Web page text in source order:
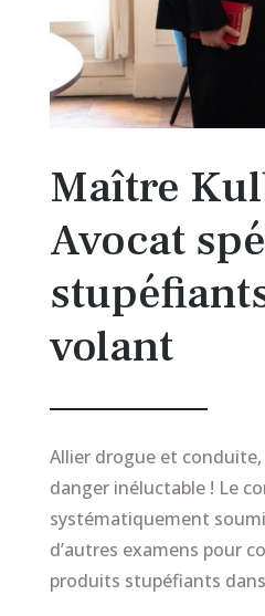
Maître
Avocat
volant
Allier drogue et conduite,
danger inéluctable ! Le
systématiquement
d’autres examens pour
produits stupéfiants